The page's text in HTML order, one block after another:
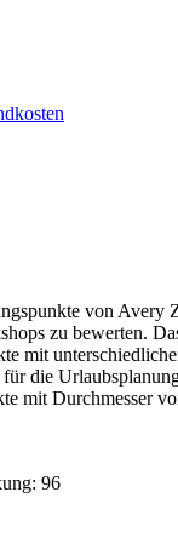
von Avery
zu bewerten.
mit
für die
mit Durchmesser
96